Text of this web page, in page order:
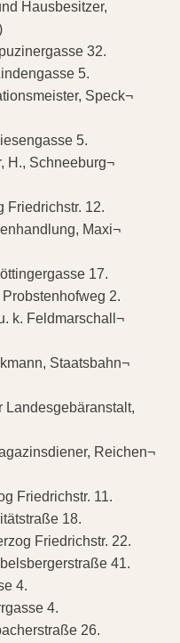
Hausbesitzer,
32.
5.
Speck¬
5.
H., Schneeburg¬
Friedrichstr. 12.
Maxi¬
17.
2.
k. Feldmarschall¬
Staatsbahn¬
Landesgebäranstalt,
Reichen¬
Friedrichstr. 11.
18.
Friedrichstr. 22.
41.
4.
4.
26.